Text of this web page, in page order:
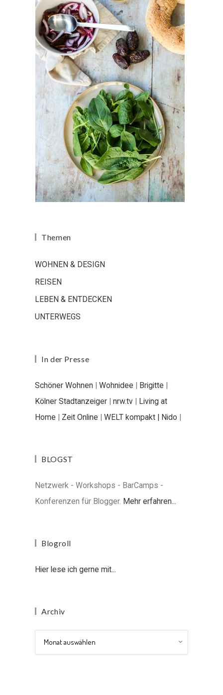
Themen
WOHNEN & DESIGN
REISEN
LEBEN & ENTDECKEN
UNTERWEGS
In der Presse
Schöner Wohnen | Wohnidee | Brigitte |
Kölner Stadtanzeiger | nrw.tv | Living at
Home | Zeit Online | WELT kompakt | Nido |
BLOGST
Netzwerk - Workshops - BarCamps -
Konferenzen für Blogger. Mehr erfahren...
Blogroll
Hier lese ich gerne mit...
Archiv